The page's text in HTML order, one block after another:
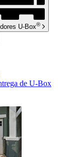
U-Box®
de U-Box